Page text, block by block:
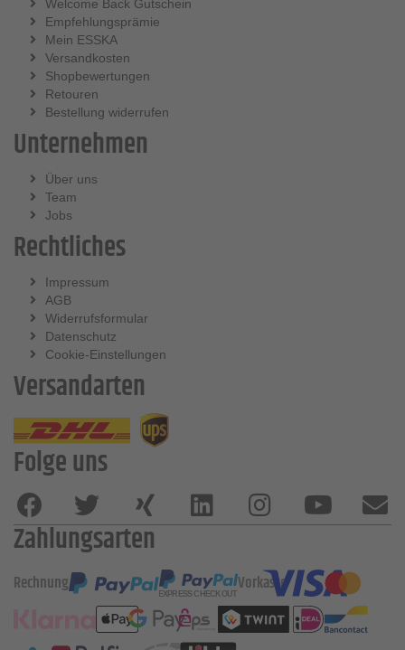
Welcome Back Gutschein
Empfehlungsprämie
Mein ESSKA
Versandkosten
Shopbewertungen
Retouren
Bestellung widerrufen
Unternehmen
Über uns
Team
Jobs
Rechtliches
Impressum
AGB
Widerrufsformular
Datenschutz
Cookie-Einstellungen
Versandarten
Folge uns
Zahlungsarten
Rechnung Vorkasse